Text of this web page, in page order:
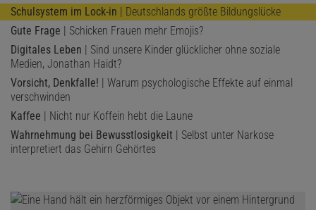
Schulsystem im Lock-in | Deutschlands größte Bildungslücke
Gute Frage | Schicken Frauen mehr Emojis?
Digitales Leben | Sind unsere Kinder glücklicher ohne soziale
Medien, Jonathan Haidt?
Vorsicht, Denkfalle! | Warum psychologische Effekte auf einmal
verschwinden
Kaffee | Nicht nur Koffein hebt die Laune
Wahrnehmung bei Bewusstlosigkeit | Selbst unter Narkose
interpretiert das Gehirn Gehörtes